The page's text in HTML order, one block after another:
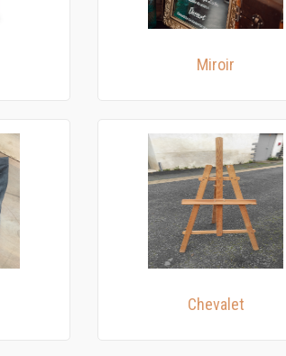
Miroir
Chevalet